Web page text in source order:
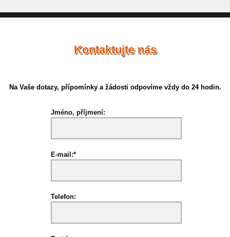
Kontaktujte nás
Na Vaše dotazy, přípomínky a žádosti odpovíme vždy do 24 hodin.
Jméno, příjmení:
E-mail:*
Telefon: